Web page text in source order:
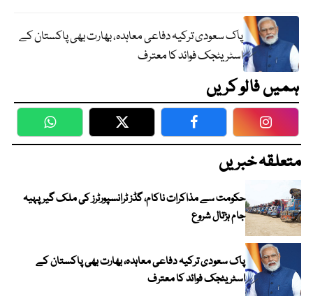
پاک سعودی ترکیہ دفاعی معاہدہ، بھارت بھی پاکستان کے
اسٹریٹجک فوائد کا معترف
ہمیں فالو کریں
WhatsApp Twitter Facebook
متعلقہ خبریں
حکومت سے مذاکرات ناکام، گڈز ٹرانسپورٹرز کی ملک گیر پہیہ
جام ہڑتال شروع
پاک سعودی ترکیہ دفاعی معاہدہ، بھارت بھی پاکستان کے
اسٹریٹجک فوائد کا معترف